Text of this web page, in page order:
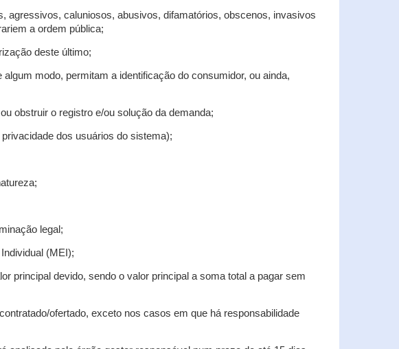
agressivos, caluniosos, abusivos, difamatórios, obscenos, invasivos
a ordem pública;
deste último;
modo, permitam a identificação do consumidor, ou ainda,
obstruir o registro e/ou solução da demanda;
dos usuários do sistema);
legal;
(MEI);
principal devido, sendo o valor principal a soma total a pagar sem
ofertado, exceto nos casos em que há responsabilidade